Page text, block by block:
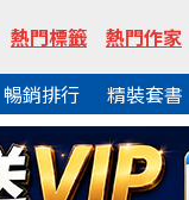
熱門標籤 熱門作家
暢銷排行 精裝套書